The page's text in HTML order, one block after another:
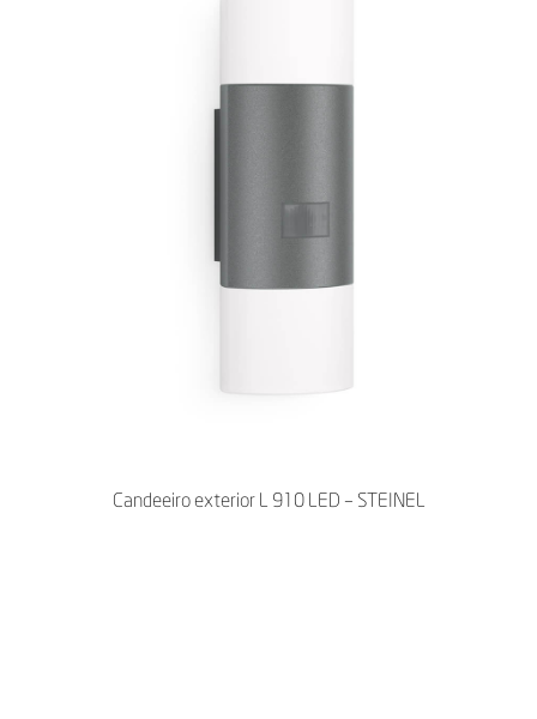
Candeeiro exterior L 910 LED – STEINEL